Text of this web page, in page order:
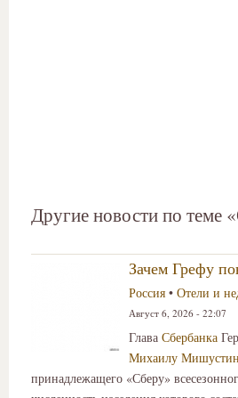
Другие новости по теме
Зачем Грефу
Россия • Отели и
Август 6, 2026 - 22:07
Глава Сбербанка
Михаилу
принадлежащего «Сберу»